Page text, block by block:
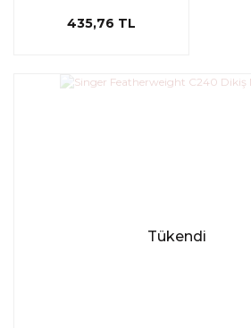
435,76 TL
Tükendi